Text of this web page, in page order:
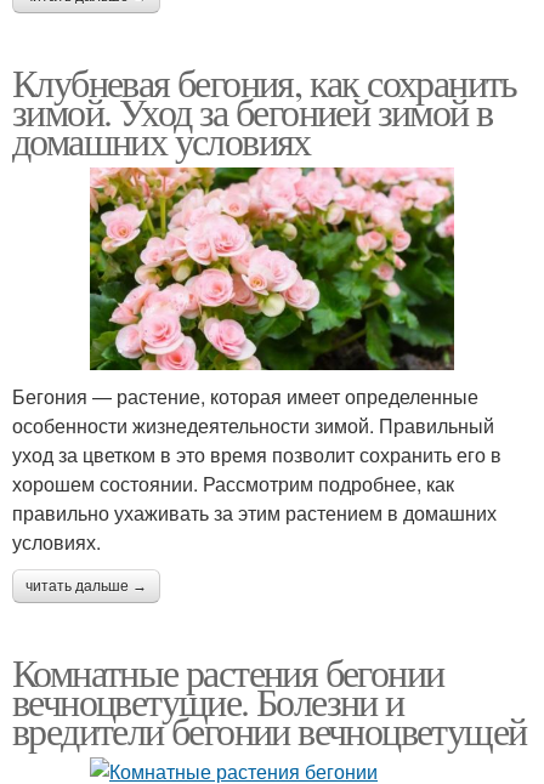
Клубневая бегония, как сохранить
зимой. Уход за бегонией зимой в
домашних условиях
Бегония — растение, которая имеет определенные
особенности жизнедеятельности зимой. Правильный
уход за цветком в это время позволит сохранить его в
хорошем состоянии. Рассмотрим подробнее, как
правильно ухаживать за этим растением в домашних
условиях.
читать дальше →
Комнатные растения бегонии
вечноцветущие. Болезни и
вредители бегонии вечноцветущей